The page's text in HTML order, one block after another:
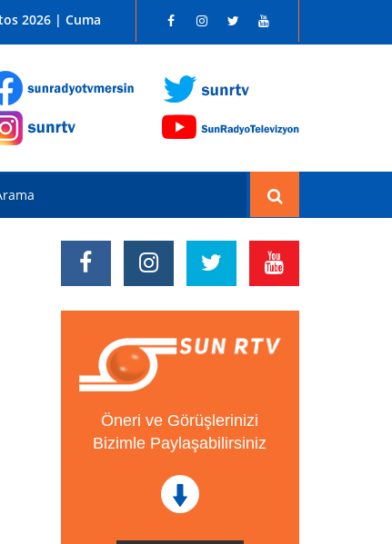
FM 96.1
2026 | Cuma
Öneri ve Görüşlerinizi
Bizimle Paylaşabilirsiniz